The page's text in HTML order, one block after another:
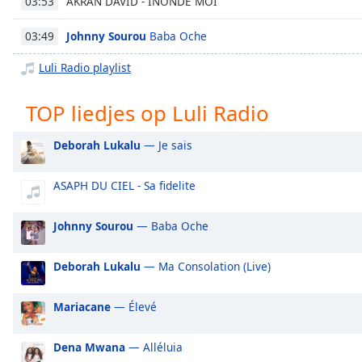
Chapters
Chapters
Descriptions
off,
Subtitles
subtitles
opens
subtitles
settings
dialog
subtitles
off
03:49 Johnny Sourou Baba Oche
Luli Radio playlist
TOP liedjes op Luli Radio
Deborah Lukalu — Je sais
ASAPH DU CIEL - Sa fidelite
Johnny Sourou — Baba Oche
Deborah Lukalu — Ma Consolation (Live)
Mariacane — Élevé
Dena Mwana — Alléluia